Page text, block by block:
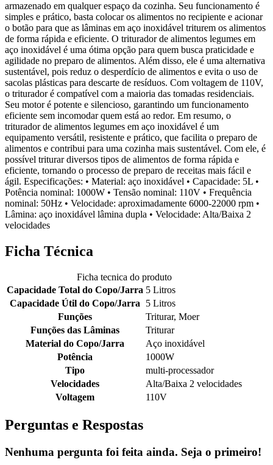
armazenado em qualquer espaço da cozinha. Seu funcionamento é
simples e prático, basta colocar os alimentos no recipiente e acionar
o botão para que as lâminas em aço inoxidável triturem os alimentos
de forma rápida e eficiente. O triturador de alimentos legumes em
aço inoxidável é uma ótima opção para quem busca praticidade e
agilidade no preparo de alimentos. Além disso, ele é uma alternativa
sustentável, pois reduz o desperdício de alimentos e evita o uso de
sacolas plásticas para descarte de resíduos. Com voltagem de 110V,
o triturador é compatível com a maioria das tomadas residenciais.
Seu motor é potente e silencioso, garantindo um funcionamento
eficiente sem incomodar quem está ao redor. Em resumo, o
triturador de alimentos legumes em aço inoxidável é um
equipamento versátil, resistente e prático, que facilita o preparo de
alimentos e contribui para uma cozinha mais sustentável. Com ele, é
possível triturar diversos tipos de alimentos de forma rápida e
eficiente, tornando o processo de preparo de receitas mais fácil e
ágil. Especificações: • Material: aço inoxidável • Capacidade: 5L •
Potência nominal: 1000W • Tensão nominal: 110V • Frequência
nominal: 50Hz • Velocidade: aproximadamente 6000-22000 rpm •
Lâmina: aço inoxidável lâmina dupla • Velocidade: Alta/Baixa 2
velocidades
Ficha Técnica
Ficha tecnica do produto
Capacidade Total do Copo/Jarra 5 Litros
Capacidade Útil do Copo/Jarra
5 Litros
Funções
Triturar, Moer
Funções das Lâminas
Triturar
Material do Copo/Jarra
Aço inoxidável
Potência
1000W
Tipo
multi-processador
Velocidades
Alta/Baixa 2 velocidades
Voltagem
110V
Perguntas e Respostas
Nenhuma pergunta foi feita ainda. Seja o primeiro!